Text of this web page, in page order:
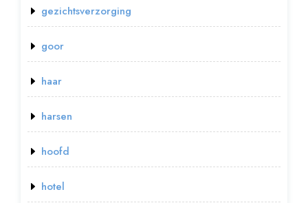
gezichtsverzorging
goor
haar
harsen
hoofd
hotel